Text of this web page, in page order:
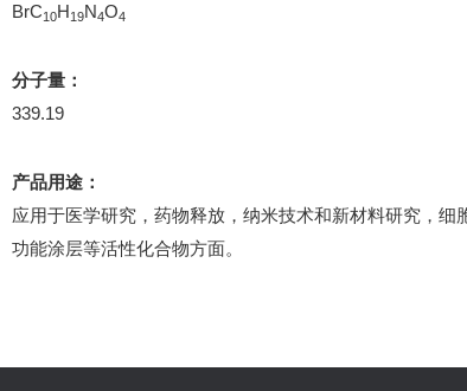
BrC10H19N4O4
分子量：
339.19
产品用途：
应用于医学研究，药物释放，纳米技术和新材料研究，
功能涂层等活性化合物方面。